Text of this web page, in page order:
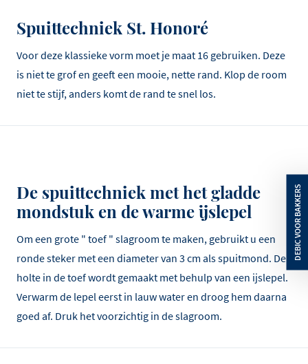
Spuittechniek St. Honoré
Voor deze klassieke vorm moet je maat 16 gebruiken. Deze
is niet te grof en geeft een mooie, nette rand. Klop de room
niet te stijf, anders komt de rand te snel los.
De spuittechniek met het gladde
mondstuk en de warme ijslepel
Om een grote " toef " slagroom te maken, gebruikt u een
ronde steker met een diameter van 3 cm als spuitmond. De
holte in de toef wordt gemaakt met behulp van een ijslepel.
Verwarm de lepel eerst in lauw water en droog hem daarna
goed af. Druk het voorzichtig in de slagroom.